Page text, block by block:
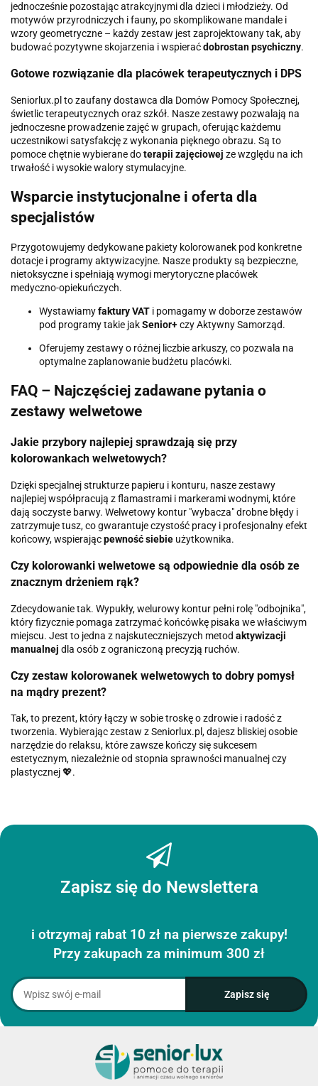
jednocześnie pozostając atrakcyjnymi dla dzieci i młodzieży. Od
motywów przyrodniczych i fauny, po skomplikowane mandale i
wzory geometryczne – każdy zestaw jest zaprojektowany tak, aby
budować pozytywne skojarzenia i wspieraćdobrostan psychiczny.
Gotowe rozwiązanie dla placówek terapeutycznych i DPS
Seniorlux.pl to zaufany dostawca dla Domów Pomocy Społecznej,
świetlic terapeutycznych oraz szkół. Nasze zestawy pozwalają na
jednoczesne prowadzenie zajęć w grupach, oferując każdemu
uczestnikowi satysfakcję z wykonania pięknego obrazu. Są to
pomoce chętnie wybierane doterapii zajęciowej ze względu na ich
trwałość i wysokie walory stymulacyjne.
Wsparcie instytucjonalne i oferta dla
specjalistów
Przygotowujemy dedykowane pakiety kolorowanek pod konkretne
dotacje i programy aktywizacyjne. Nasze produkty są bezpieczne,
nietoksyczne i spełniają wymogi merytoryczne placówek
medyczno-opiekuńczych.
Wystawiamyfaktury VAT i pomagamy w doborze zestawów
pod programy takie jakSenior+czy Aktywny Samorząd.
Oferujemy zestawy o różnej liczbie arkuszy, co pozwala na
optymalne zaplanowanie budżetu placówki.
FAQ – Najczęściej zadawane pytania o
zestawy welwetowe
Jakie przybory najlepiej sprawdzają się przy
kolorowankach welwetowych?
Dzięki specjalnej strukturze papieru i konturu, nasze zestawy
najlepiej współpracują z flamastrami i markerami wodnymi, które
dają soczyste barwy. Welwetowy kontur "wybacza" drobne błędy i
zatrzymuje tusz, co gwarantuje czystość pracy i profesjonalny efekt
końcowy, wspierającpewność siebie użytkownika.
Czy kolorowanki welwetowe są odpowiednie dla osób ze
znacznym drżeniem rąk?
Zdecydowanie tak. Wypukły, welurowy kontur pełni rolę "odbojnika",
który fizycznie pomaga zatrzymać końcówkę pisaka we właściwym
miejscu. Jest to jedna z najskuteczniejszych metod aktywizacji
manualnej dla osób z ograniczoną precyzją ruchów.
Czy zestaw kolorowanek welwetowych to dobry pomysł
na mądry prezent?
Tak, to prezent, który łączy w sobie troskę o zdrowie i radość z
tworzenia. Wybierając zestaw z Seniorlux.pl, dajesz bliskiej osobie
narzędzie do relaksu, które zawsze kończy się sukcesem
estetycznym, niezależnie od stopnia sprawności manualnej czy
plastycznej 💖.
Zapisz się do Newslettera
i otrzymaj rabat 10 zł na pierwsze zakupy!
Przy zakupach za minimum 300 zł